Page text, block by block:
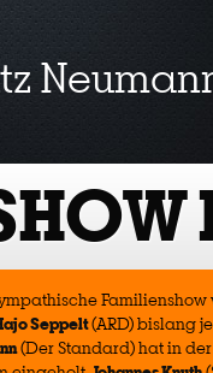
Familienshow
Seppelt(ARD) bislang
(Der Standard) hat in